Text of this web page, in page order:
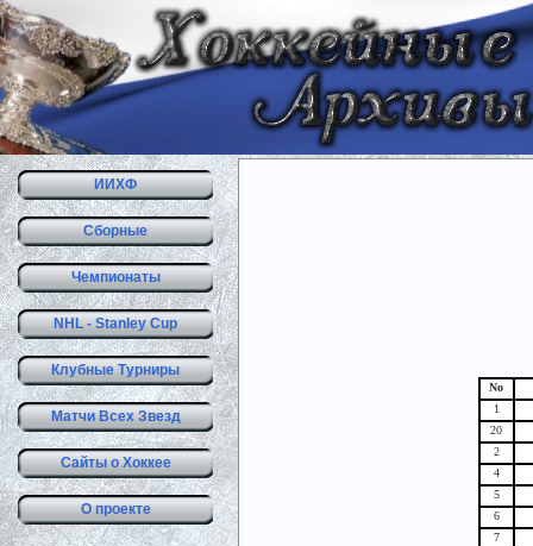
ИИХФ
Сборные
Чемпионаты
NHL - Stanley Cup
Клубные Турниры
Матчи Всех Звезд
Сайты о Хоккее
О проекте
No
1
20
2
4
5
6
7